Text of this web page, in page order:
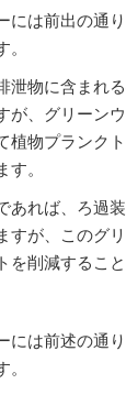
には前出の通
泄物に含まれ
が、グリーン
植物プランク
す。
あれば、ろ過
すが、このグ
を削減すること
には前述の通